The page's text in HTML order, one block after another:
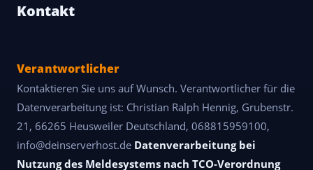
Kontakt
Verantwortlicher
Kontaktieren Sie uns auf Wunsch. Verantwortlicher für die
Datenverarbeitung ist: Christian Ralph Hennig, Grubenstr.
21, 66265 Heusweiler Deutschland, 068815959100,
info@deinserverhost.de Datenverarbeitung bei
Nutzung des Meldesystems nach TCO-Verordnung